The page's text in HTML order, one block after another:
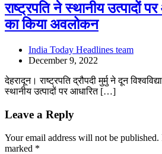
राष्ट्रपति ने स्थानीय उत्पादों
का किया अवलोकन
India Today Headlines team
December 9, 2022
देहरादून। राष्ट्रपति द्रौपदी मुर्मु ने दून
स्थानीय उत्पादों पर आधारित […]
Leave a Reply
Your email address will not be published.
marked *